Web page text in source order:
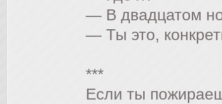
— В двадцатом
— Ты это,
***
Если ты